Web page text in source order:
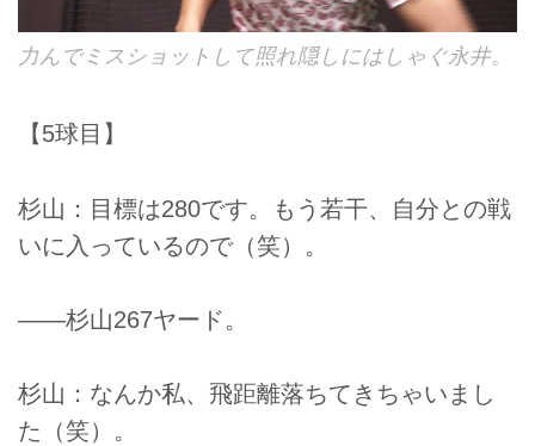
力んでミスショットして照れ隠しにはしゃぐ永井。
【5球目】
杉山：目標は280です。もう若干、自分との戦
いに入っているので（笑）。
――杉山267ヤード。
杉山：なんか私、飛距離落ちてきちゃいまし
た（笑）。